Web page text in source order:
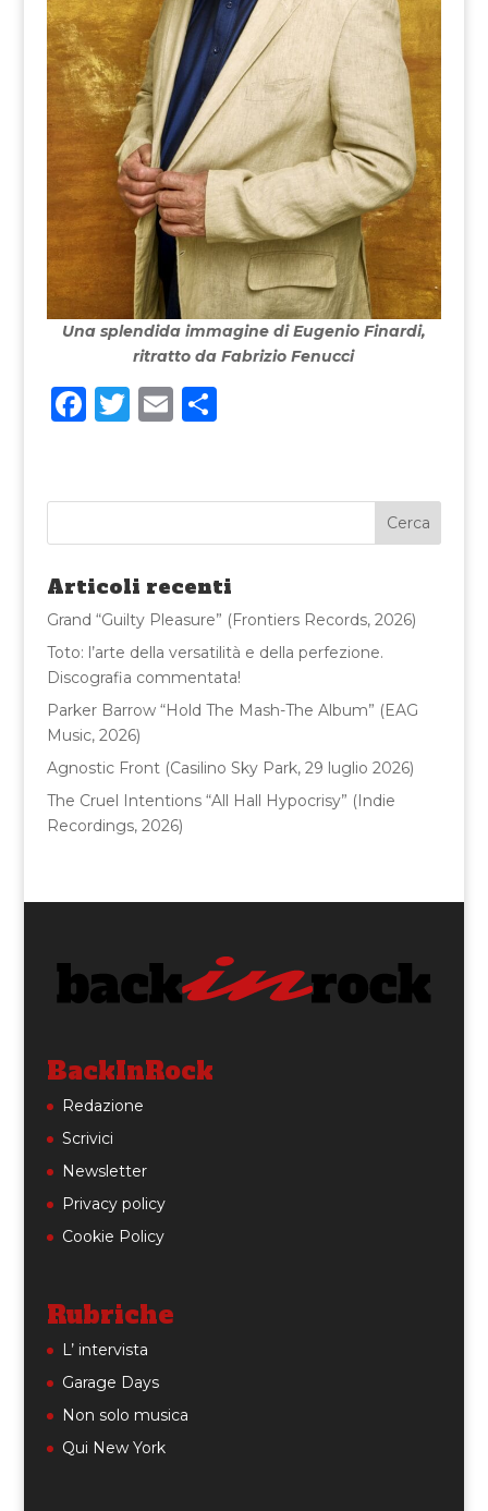
Una splendida immagine di Eugenio Finardi,
ritratto da Fabrizio Fenucci
F
e
b
o
o
k
T
te
r
E
l
C
di
vi
di
Articoli recenti
Grand “Guilty Pleasure” (Frontiers Records, 2026)
Toto: l’arte della versatilità e della perfezione.
Discografia commentata!
Parker Barrow “Hold The Mash-The Album” (EAG
Music, 2026)
Agnostic Front (Casilino Sky Park, 29 luglio 2026)
The Cruel Intentions “All Hall Hypocrisy” (Indie
Recordings, 2026)
BackInRock
Redazione
Scrivici
Newsletter
Privacy policy
Cookie Policy
Rubriche
L’ intervista
Garage Days
Non solo musica
Qui New York